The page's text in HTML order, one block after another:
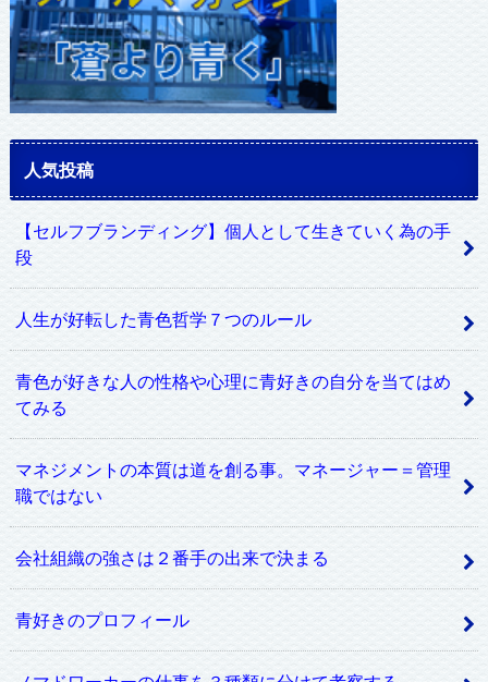
人気投稿
【セルフブランディング】個人として生きていく為の手
段
人生が好転した青色哲学７つのルール
青色が好きな人の性格や心理に青好きの自分を当てはめ
てみる
マネジメントの本質は道を創る事。マネージャー＝管理
職ではない
会社組織の強さは２番手の出来で決まる
青好きのプロフィール